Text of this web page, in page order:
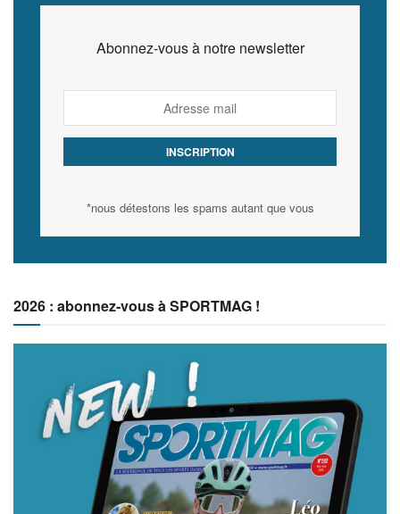
Abonnez-vous à notre newsletter
*nous détestons les spams autant que vous
2026 : abonnez-vous à SPORTMAG !